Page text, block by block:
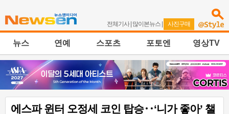
전체기사| 많이본뉴스 | 사진구매
뉴스 연예 스포츠 포토엔 영상TV
에스파 윈터 오정세 코인 탑승‥‘니가 좋아’ 챌